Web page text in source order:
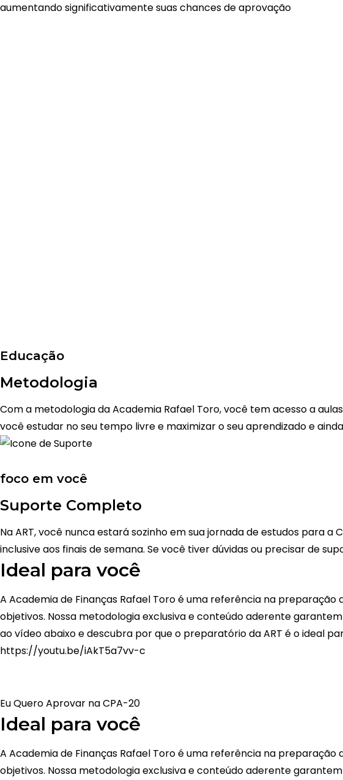
aumentando significativamente suas chances de aprovação
Educação
Metodologia
Com a metodologia da Academia Rafael Toro, você tem acesso a
você estudar no seu tempo livre e maximizar o seu aprendizado e
foco em você
Suporte Completo
Na ART, você nunca estará sozinho em sua jornada de estudos para
inclusive aos finais de semana. Se você tiver dúvidas ou precisar de
Ideal para você
A Academia de Finanças Rafael Toro é uma referência na
objetivos. Nossa metodologia exclusiva e conteúdo aderente
ao vídeo abaixo e descubra por que o preparatório da ART é o ideal
https://youtu.be/iAkT5a7vv-c
Eu Quero Aprovar na CPA-20
Ideal para você
A Academia de Finanças Rafael Toro é uma referência na
objetivos. Nossa metodologia exclusiva e conteúdo aderente